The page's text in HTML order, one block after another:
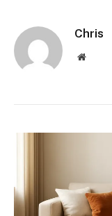
Chris
Website